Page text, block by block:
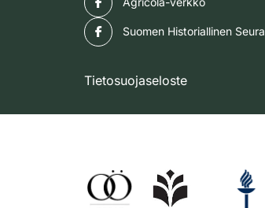
Suomen Historiallinen Seura
Tietosuojaseloste